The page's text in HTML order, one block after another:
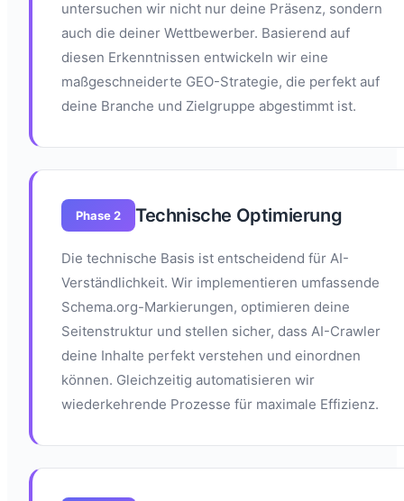
untersuchen wir nicht nur deine Präsenz, sondern
auch die deiner Wettbewerber. Basierend auf
diesen Erkenntnissen entwickeln wir eine
maßgeschneiderte GEO-Strategie, die perfekt auf
deine Branche und Zielgruppe abgestimmt ist.
Phase 2 Technische Optimierung
Die technische Basis ist entscheidend für AI-
Verständlichkeit. Wir implementieren umfassende
Schema.org-Markierungen, optimieren deine
Seitenstruktur und stellen sicher, dass AI-Crawler
deine Inhalte perfekt verstehen und einordnen
können. Gleichzeitig automatisieren wir
wiederkehrende Prozesse für maximale Effizienz.